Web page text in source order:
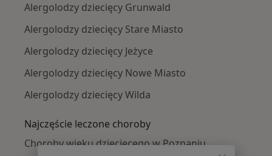
Alergolodzy dziecięcy Grunwald
Alergolodzy dziecięcy Stare Miasto
Alergolodzy dziecięcy Jeżyce
Alergolodzy dziecięcy Nowe Miasto
Alergolodzy dziecięcy Wilda
Najczęście leczone choroby
Choroby wieku dziecięcego w Poznaniu